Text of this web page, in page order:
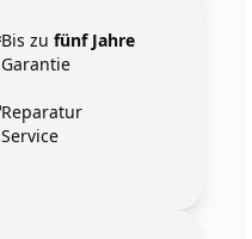
Bis zu fünf Jahre
Garantie
Reparatur
Service